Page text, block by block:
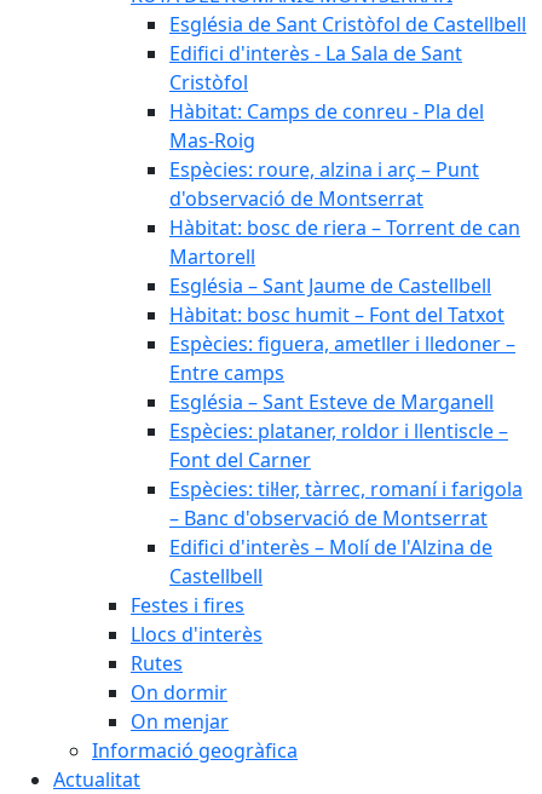
Església de Sant Cristòfol de Castellbell
Edifici d'interès - La Sala de Sant
Cristòfol
Hàbitat: Camps de conreu - Pla del
Mas-Roig
Espècies: roure, alzina i arç – Punt
d'observació de Montserrat
Hàbitat: bosc de riera – Torrent de can
Martorell
Església – Sant Jaume de Castellbell
Hàbitat: bosc humit – Font del Tatxot
Espècies: figuera, ametller i lledoner –
Entre camps
Església – Sant Esteve de Marganell
Espècies: plataner, roldor i llentiscle –
Font del Carner
Espècies: til·ler, tàrrec, romaní i farigola
– Banc d'observació de Montserrat
Edifici d'interès – Molí de l'Alzina de
Castellbell
Festes i fires
Llocs d'interès
Rutes
On dormir
On menjar
Informació geogràfica
Actualitat